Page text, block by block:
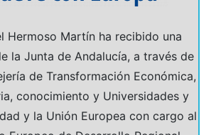
Hermoso Martín ha recibido una
la Junta de Andalucía, a través de
de Transformación Económica,
conocimiento y Universidades y
y la Unión Europea con cargo al